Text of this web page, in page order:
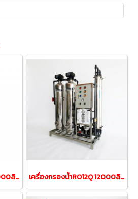
เครื่องกรองน้ำRO12Q 12000ลิตร/วันถังFRP(Manual)เฟรมสแตนเลส เครื่องกรองน้ำRO12Q 12000ลิตรต่อวัน ถังสแตนเลส(Auto)